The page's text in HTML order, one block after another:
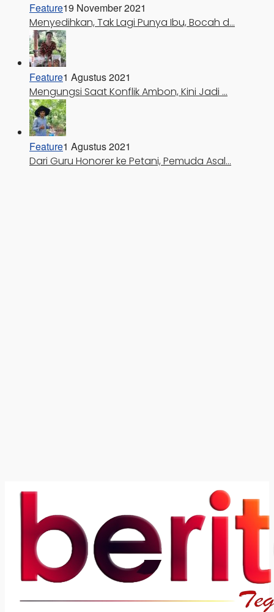
Feature19 November 2021
Menyedihkan, Tak Lagi Punya Ibu, Bocah d…
Feature1 Agustus 2021
Mengungsi Saat Konflik Ambon, Kini Jadi …
Feature1 Agustus 2021
Dari Guru Honorer ke Petani, Pemuda Asal…